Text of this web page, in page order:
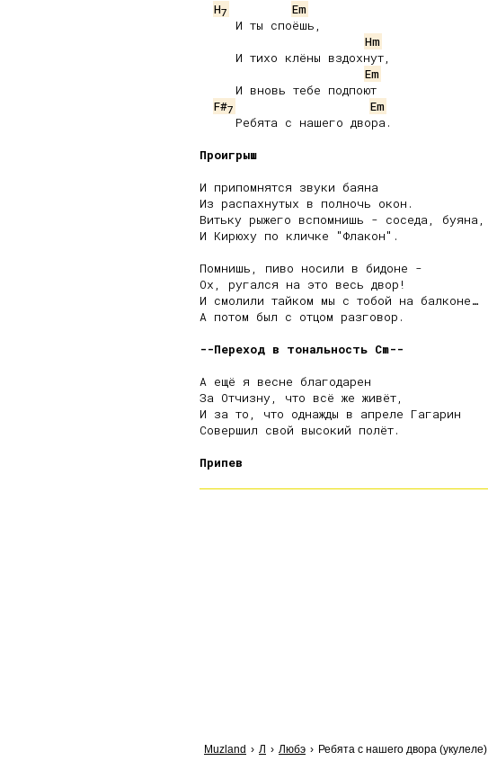
H7
Em
     И ты споёшь,
Hm
     И тихо клёны вздохнут,
Em
     И вновь тебе подпоют
F#7
Em
     Ребята с нашего двора.
Проигрыш
И припомнятся звуки баяна
Из распахнутых в полночь окон.
Витьку рыжего вспомнишь - соседа, буяна,
И Кирюху по кличке "Флакон".
Помнишь, пиво носили в бидоне -
Ох, ругался на это весь двор!
И смолили тайком мы с тобой на балконе…
А потом был с отцом разговор.
--Переход в тональность Cm--
А ещё я весне благодарен
За Отчизну, что всё же живёт,
И за то, что однажды в апреле Гагарин
Совершил свой высокий полёт.
Припев
Muzland Л Любэ Ребята с нашего двора (укулеле)